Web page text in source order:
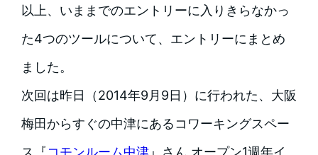
以上、いままでのエントリーに入りきらなかっ
た4つのツールについて、エントリーにまとめ
ました。
次回は昨日（2014年9月9日）に行われた、大阪
梅田からすぐの中津にあるコワーキングスペー
ス『コモンルーム中津』さん オープン1週年イ